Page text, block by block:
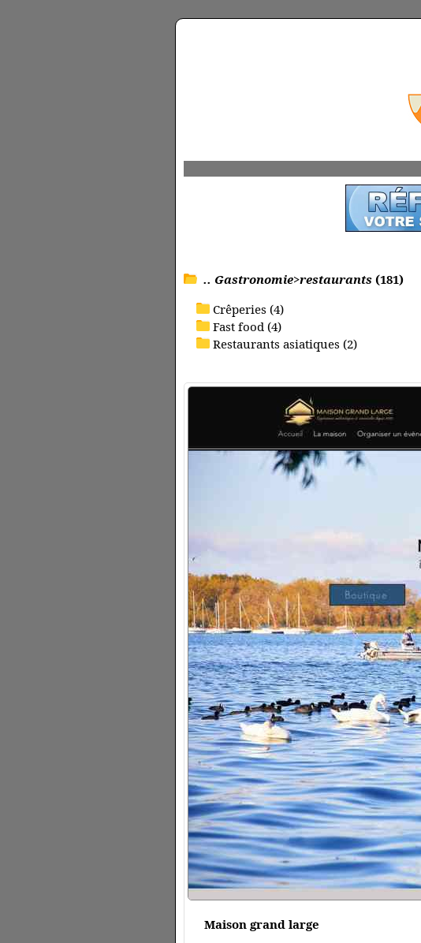
.. Gastronomie>restaurants (181)
Crêperies (4)
Fast food (4)
Restaurants asiatiques (2)
Maison grand large